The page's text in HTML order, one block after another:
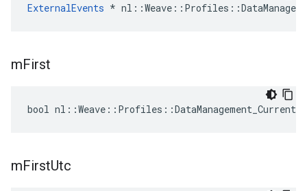
ExternalEvents *
mFirst
bool
mFirstUtc